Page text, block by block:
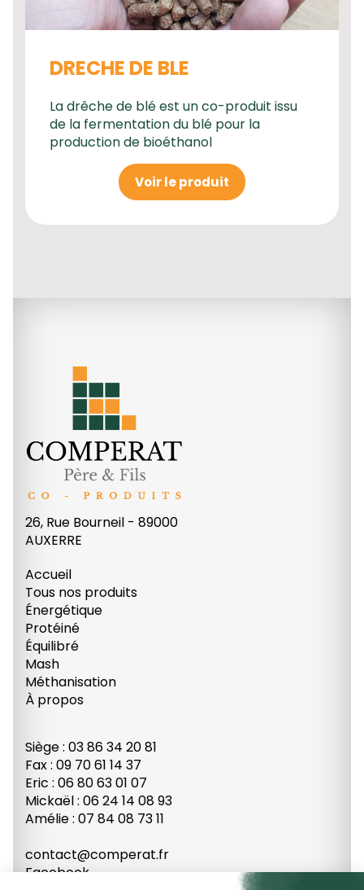
DRECHE DE BLE
La drêche de blé est un co-produit issu
de la fermentation du blé pour la
production de bioéthanol
Voir le produit
26, Rue Bourneil - 89000
AUXERRE
Accueil
Tous nos produits
Énergétique
Protéiné
Équilibré
Mash
Méthanisation
À propos
Siège : 03 86 34 20 81
Fax : 09 70 61 14 37
Eric : 06 80 63 01 07
Mickaël : 06 24 14 08 93
Amélie : 07 84 08 73 11
contact@comperat.fr
Facebook